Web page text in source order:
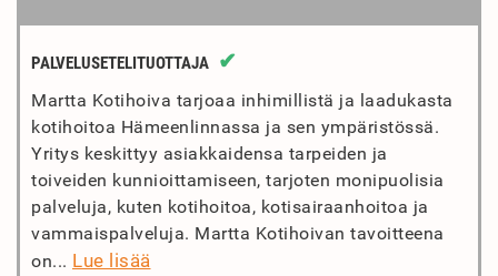
PALVELUSETELITUOTTAJA ✔
Martta Kotihoiva tarjoaa inhimillistä ja laadukasta
kotihoitoa Hämeenlinnassa ja sen ympäristössä.
Yritys keskittyy asiakkaidensa tarpeiden ja
toiveiden kunnioittamiseen, tarjoten monipuolisia
palveluja, kuten kotihoitoa, kotisairaanhoitoa ja
vammaispalveluja. Martta Kotihoivan tavoitteena
on... Lue lisää